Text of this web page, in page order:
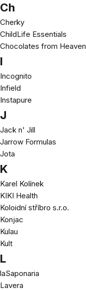
Ch
Cherky
ChildLife Essentials
Chocolates from Heaven
I
Incognito
Infield
Instapure
J
Jack n' Jill
Jarrow Formulas
Jota
K
Karel Kolínek
KIKI Health
Koloidní stříbro s.r.o.
Konjac
Kulau
Kult
L
laSaponaria
Lavera